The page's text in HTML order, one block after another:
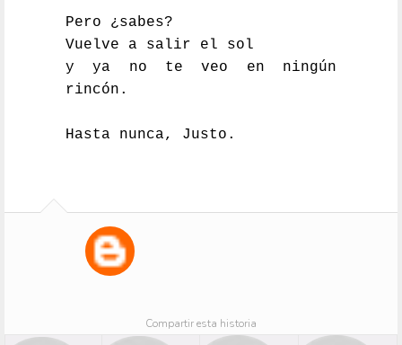
Pero ¿sabes?
Vuelve a salir el sol
y ya no te veo en ningún
rincón.
Hasta nunca, Justo.
Compartir esta historia